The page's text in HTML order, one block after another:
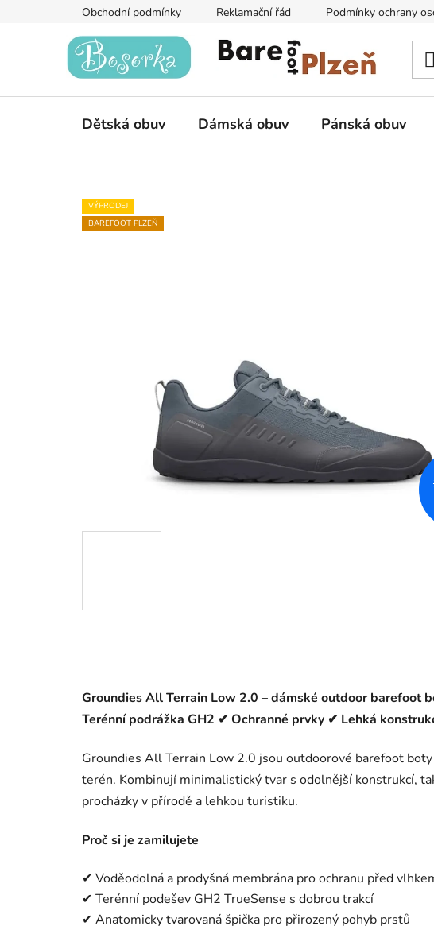
Obchodní podmínky Reklamační řád Podmínky ochrany
Dětská obuv Dámská obuv Pánská obuv
VÝPRODEJ
BAREFOOT PLZEŇ
Groundies All Terrain Low 2.0 – dámské outdoor barefoot
Terénní podrážka GH2 ✔ Ochranné prvky ✔ Lehká
Groundies All Terrain Low 2.0 jsou outdoorové barefoot
terén. Kombinují minimalistický tvar s odolnější konstrukcí,
procházky v přírodě a lehkou turistiku.
Proč si je zamilujete
✔ Voděodolná a prodyšná membrána pro ochranu před
✔ Terénní podešev GH2 TrueSense s dobrou trakcí
✔ Anatomicky tvarovaná špička pro přirozený pohyb prstů